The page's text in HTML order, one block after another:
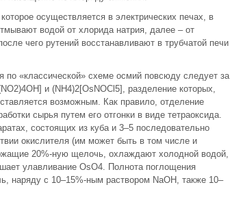
осуществляется в электрических печах, в
водой от хлорида натрия, далее – от
чего рутений восстанавливают в трубчатой печи
«классической» схеме осмий повсюду следует за
и (NH4)2[OsNOCl5], разделение которых,
возможным. Как правило, отделение
сырья путем его отгонки в виде тетраоксида.
состоящих из куба и 3–5 последовательно
окислителя (им может быть в том числе и
20%-ную щелочь, охлаждают холодной водой,
улавливание OsO4. Полнота поглощения
наряду с 10–15%-ным раствором NaOH, также 10–